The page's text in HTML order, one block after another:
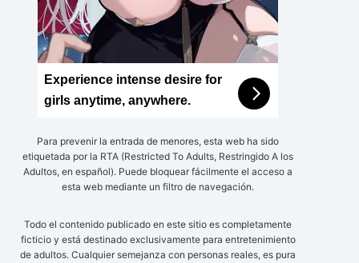
Experience intense desire for
girls anytime, anywhere.
Para prevenir la entrada de menores, esta web ha sido
etiquetada por la RTA (Restricted To Adults, Restringido A los
Adultos, en español). Puede bloquear fácilmente el acceso a
esta web mediante un filtro de navegación.
Todo el contenido publicado en este sitio es completamente
ficticio y está destinado exclusivamente para entretenimiento
de adultos. Cualquier semejanza con personas reales, es pura